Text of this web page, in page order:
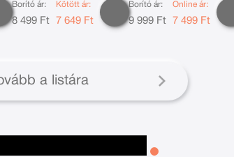
Susanne Valenti
Borító ár:
8 499 Ft
Kötött ár:
7 649 Ft
Borító ár:
9 999 Ft
Online ár:
7 499 Ft
a listára